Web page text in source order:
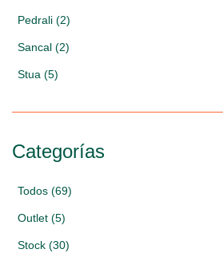
Pedrali (2)
Sancal (2)
Stua (5)
Categorías
Todos (69)
Outlet (5)
Stock (30)